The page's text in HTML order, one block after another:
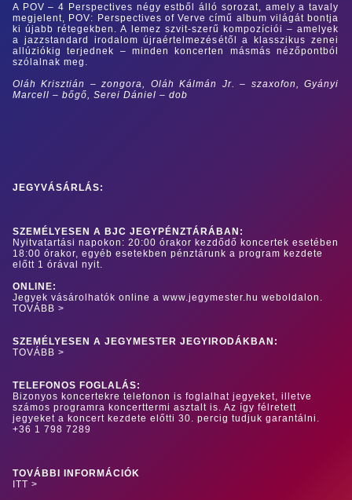
A POV – 4 Perspectives négy estből álló sorozat, amely a tavaly
megjelent, POV: Perspectives of Verve című album világát bontja
ki újabb rétegekben. A lemez szvit-szerű kompozíciói – amelyek
a jazzstandard irodalom újraértelmezésétől a klasszikus zenei
allúziókig terjednek – minden koncerten másmás nézőpontból
szólalnak meg.
Oláh Krisztián – zongora, Oláh Kálmán Jr. – szaxofon, Gyányi
Marcell – bőgő, Serei Dániel – dob
JEGYVÁSÁRLÁS:
SZEMÉLYESEN A BJC JEGYPÉNZTÁRÁBAN:
Nyitvatartási napokon: 20:00 órakor kezdődő koncertek esetében
18:00 órakor, egyéb esetekben pénztárunk a program kezdete
előtt 1 órával nyit.
ONLINE:
Jegyek vásárolhatók online a www.jegymester.hu weboldalon.
TOVÁBB >
SZEMÉLYESEN A JEGYMESTER JEGYIRODÁKBAN:
TOVÁBB >
TELEFONOS FOGLALÁS:
Bizonyos koncertekre telefonon is foglalhat jegyeket, illetve
számos programra koncerttermi asztalt is. Az így félretett
jegyeket a koncert kezdete előtti 30. percig tudjuk garantálni.
+36 1 798 7289
TOVÁBBI INFORMÁCIÓK
ITT >